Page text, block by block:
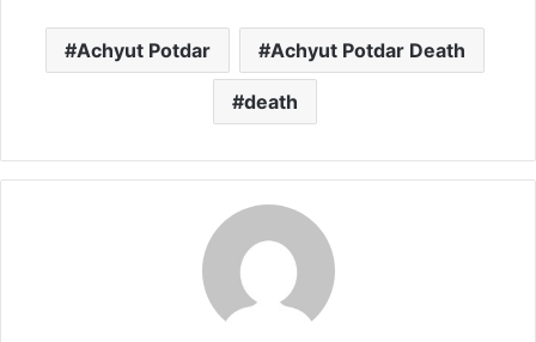
Achyut Potdar Achyut Potdar Death
death